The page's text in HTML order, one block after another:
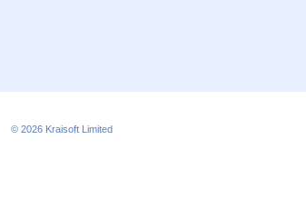
© 2026 Kraisoft Limited